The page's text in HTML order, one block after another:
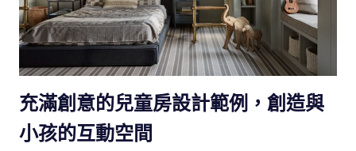
充滿創意的兒童房設計範例，創造與
小孩的互動空間